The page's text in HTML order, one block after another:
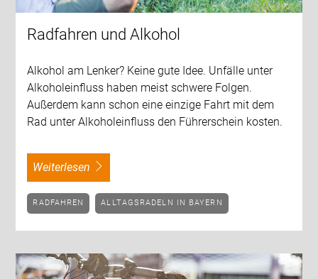
Radfahren und Alkohol
Alkohol am Lenker? Keine gute Idee. Unfälle unter
Alkoholeinfluss haben meist schwere Folgen.
Außerdem kann schon eine einzige Fahrt mit dem
Rad unter Alkoholeinfluss den Führerschein kosten.
weiterlesen
RADFAHREN ALLTAGSRADELN IN BAYERN